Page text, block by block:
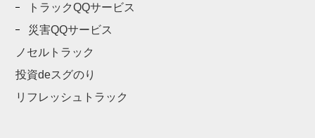
トラックQQサービス
災害QQサービス
ノセルトラック
投資deスグのり
リフレッシュトラック